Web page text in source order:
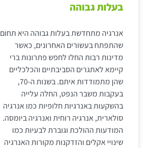
בעלות גבוהה
אנרגיה מתחדשת בעלות גבוהה היא תחום
שהתפתח בעשורים האחרונים, כאשר
מדינות רבות החלו לחפש פתרונות ברי
קיימא לאתגרים הסביבתיים והכלכליים
שהן מתמודדות איתם. בשנות ה-70,
בעקבות משבר הנפט, החלה עלייה
בהשקעות באנרגיות חלופיות כמו אנרגיה
סולארית, אנרגיה רוחית ואנרגיה ביומסה.
המודעות ההולכת וגוברת לבעיות כמו
שינויי אקלים והזדקנות מקורות האנרגיה